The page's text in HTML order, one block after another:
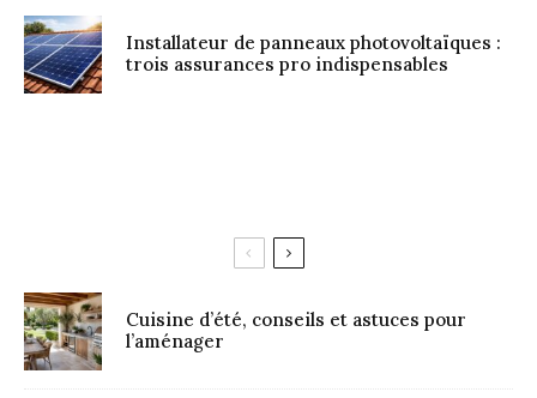
Installateur de panneaux photovoltaïques :
trois assurances pro indispensables
Cuisine d’été, conseils et astuces pour
l’aménager